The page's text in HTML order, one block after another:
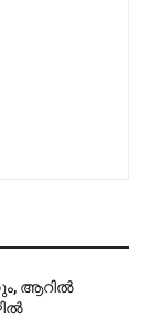
ആറിൽ